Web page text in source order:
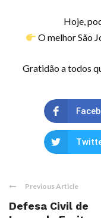
Hoje,
O melhor São
Gratidão a todos
Previous Article
Defesa Civil de